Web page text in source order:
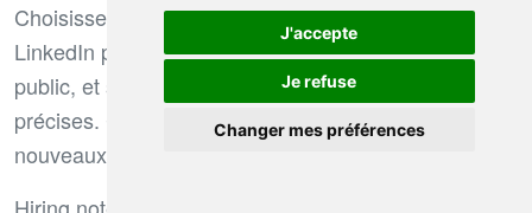
J'accepte
Je refuse
Changer mes préférences
Choisissez vos jobboards selon votre secteur.
LinkedIn pour les cadres, Indeed pour un grand
public, et sites spécialisés pour des fonctions
précises. Cette stratégie permet d'atteindre les
nouveaux talents qui correspondent à vos besoins.